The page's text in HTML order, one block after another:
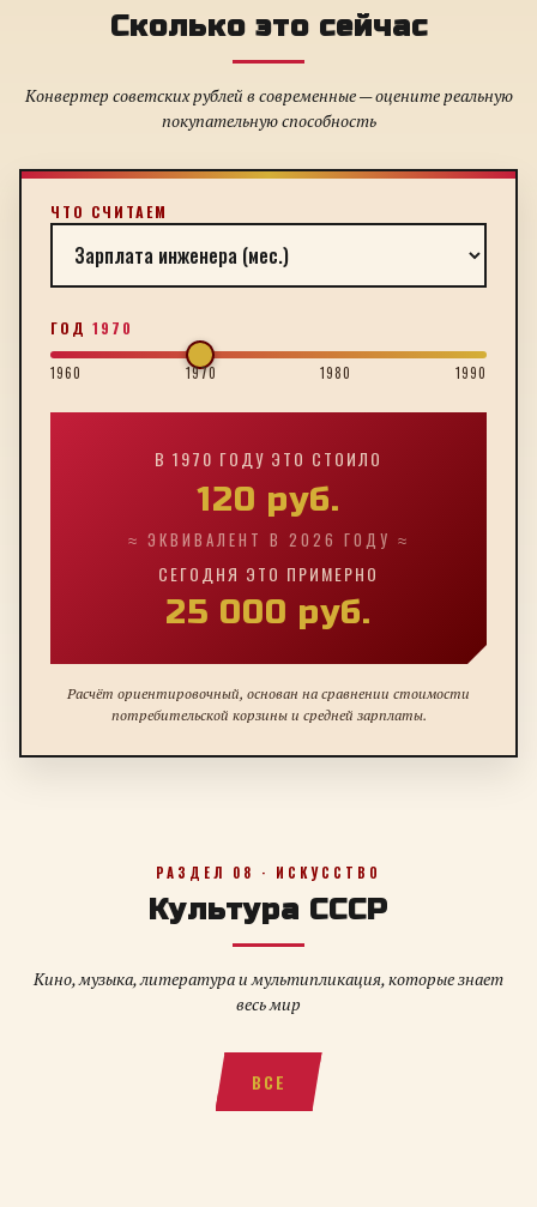
Сколько это сейчас
Конвертер советских рублей в современные — оцените реальную
покупательную способность
ЧТО СЧИТАЕМ
ГОД 1970
1960 1970 1980 1990
В 1970 ГОДУ ЭТО СТОИЛО
120 руб.
≈ ЭКВИВАЛЕНТ В 2026 ГОДУ ≈
СЕГОДНЯ ЭТО ПРИМЕРНО
25 000 руб.
Расчёт ориентировочный, основан на сравнении стоимости
потребительской корзины и средней зарплаты.
РАЗДЕЛ 08 · ИСКУССТВО
Культура СССР
Кино, музыка, литература и мультипликация, которые знает
весь мир
ВСЕ